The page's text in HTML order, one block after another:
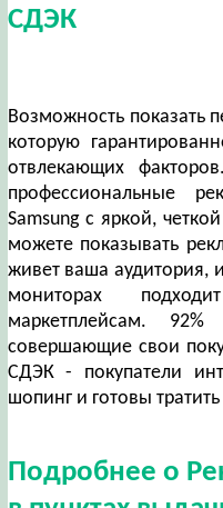
СДЭК
Возможность показать
которую
отвлекающих
профессиональные
Samsung с яркой,
можете показывать
живет ваша аудитория,
мониторах
маркетплейсам.
совершающие свои
СДЭК - покупатели
шопинг и готовы
Подробнее о